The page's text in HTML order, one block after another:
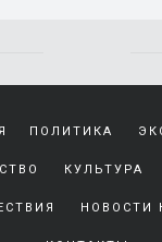
sürekli
beraber
geçirerek
ПОЛИТИКА
КУЛЬТУРА
НОВОСТИ